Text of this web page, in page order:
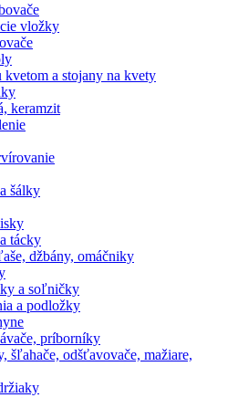
vložky
a stojany na kvety
keramzit
šálky
tácky
džbány, omáčniky
a soľničky
a podložky
príborníky
šľahače, odšťavovače, mažiare,